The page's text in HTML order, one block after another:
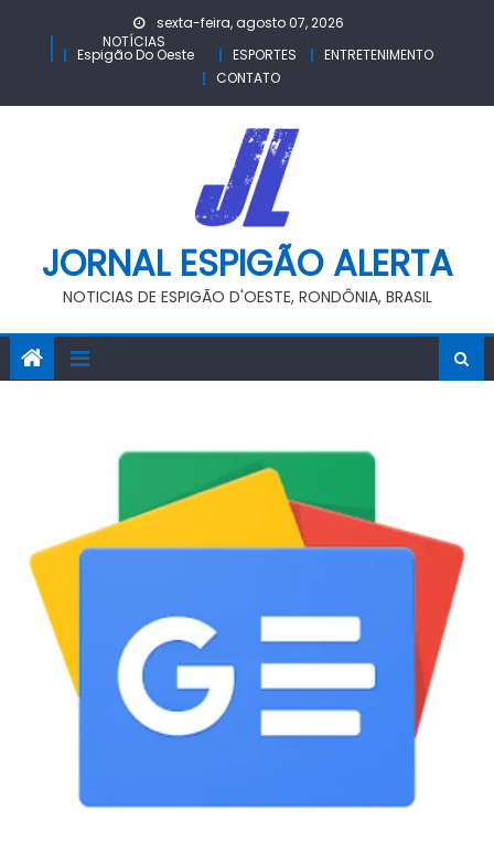
content
sexta-feira, agosto 07, 2026
NOTÍCIAS
Espigão Do Oeste ESPORTES
ENTRETENIMENTO
CONTATO
JORNAL ESPIGÃO ALERTA
NOTICIAS DE ESPIGÃO D'OESTE, RONDÔNIA, BRASIL